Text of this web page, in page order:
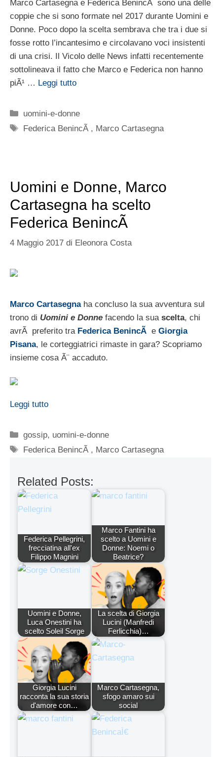
Marco Cartasegna e Federica BenincÃ sono una delle
coppie che si sono formate nel 2017 durante Uomini e
Donne. Poco dopo la scelta sembrava che tra i due si
fosse rotto l’incantesimo e circolavano voci insistenti
di una crisi. Il Vicolo delle News infatti recentemente
sottolineava il fatto che Marco e Federica non hanno
piÃ¹ … Leggi tutto
Categorie
uomini-e-donne
Tag
Federica BenincÃ , Marco Cartasegna
Uomini e Donne, Marco
Cartasegna ha scelto
Federica BenincÃ
4 Maggio 2017 di Eleonora Costa
Marco Cartasegnaha concluso la sua avventura sul
trono di Uomini e Donne facendo la suascelta, chi
avrÃ preferito tra Federica BenincÃ e Giorgia
Pisana, le corteggiatrici rimaste in gara? Scopriamo
insieme cosa Ã¨ accaduto.
Leggi tutto
Categorie
gossip, uomini-e-donne
Tag
Federica BenincÃ , Marco Cartasegna
Related Posts:
Federica Pellegrini,
frecciatina all'ex
Filippo Magnini
Marco Fantini ha
scelto a Uomini e
Donne: Noemi o
Beatrice?
Uomini e Donne,
Luca Onestini ha
scelto Soleil Sorge
La scelta di Giorgia
Lucini (Manfredi
Ferlicchia)…
Giorgia Lucini
racconta la sua storia
d'amore con…
Marco Cartasegna,
sfogo amaro sui
social